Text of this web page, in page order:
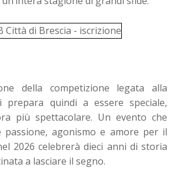
della competizione legata alla
prepara quindi a essere speciale,
più spettacolare. Un evento che
passione, agonismo e amore per il
2026 celebrerà dieci anni di storia
a lasciare il segno.